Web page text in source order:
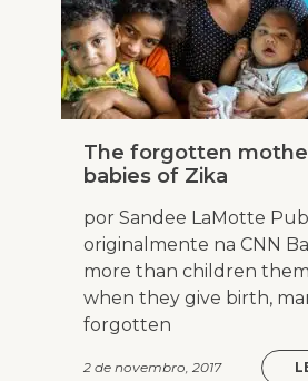
The forgotten
babies of Zika
por Sandee LaMotte
originalmente na CNN
more than children
when they give birth,
forgotten
2 de novembro, 2017